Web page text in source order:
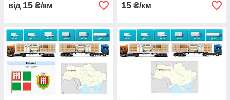
від 15 ₴/км 15 ₴/км